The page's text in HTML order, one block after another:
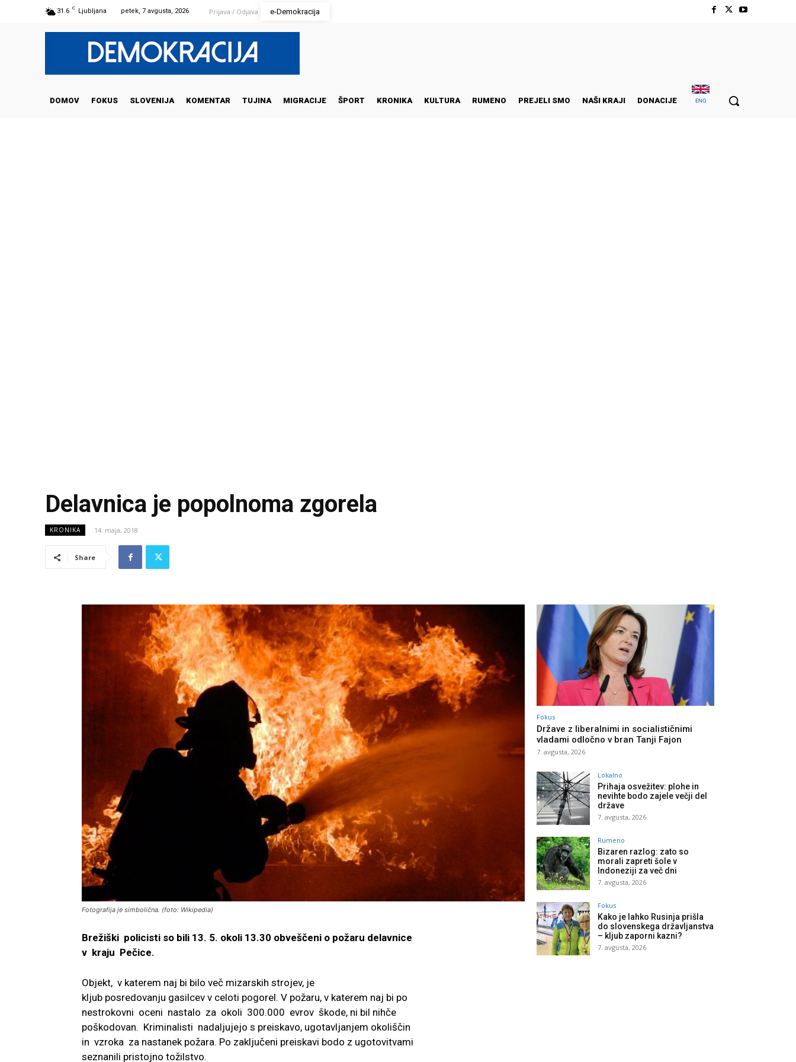
31.6 C Ljubljana petek, 7 avgusta, 2026 Prijava / Odjava e-Demokracija
DOMOV FOKUS SLOVENIJA KOMENTAR TUJINA MIGRACIJE ŠPORT KRONIKA KULTURA RUMENO PREJELI SMO NAŠI KRAJI DONACIJE ENG
Delavnica je popolnoma zgorela
KRONIKA 14. maja, 2018
Share
Fotografija je simbolična. (foto: Wikipedia)
Brežiški policisti so bili 13. 5. okoli 13.30 obveščeni o požaru delavnice
v kraju Pečice.
Objekt, v katerem naj bi bilo več mizarskih strojev, je
kljub posredovanju gasilcev v celoti pogorel. V požaru, v katerem naj bi po
nestrokovni oceni nastalo za okoli 300.000 evrov škode, ni bil nihče
poškodovan. Kriminalisti nadaljujejo s preiskavo, ugotavljanjem okoliščin
in vzroka za nastanek požara. Po zaključeni preiskavi bodo z ugotovitvami
seznanili pristojno tožilstvo.
Fokus
Države z liberalnimi in socialističnimi
vladami odločno v bran Tanji Fajon
7. avgusta, 2026
Lokalno
Prihaja osvežitev: plohe in
nevihte bodo zajele večji del
države
7. avgusta, 2026
Rumeno
Bizaren razlog: zato so
morali zapreti šole v
Indoneziji za več dni
7. avgusta, 2026
Fokus
Kako je lahko Rusinja prišla
do slovenskega državljanstva
– kljub zaporni kazni?
7. avgusta, 2026